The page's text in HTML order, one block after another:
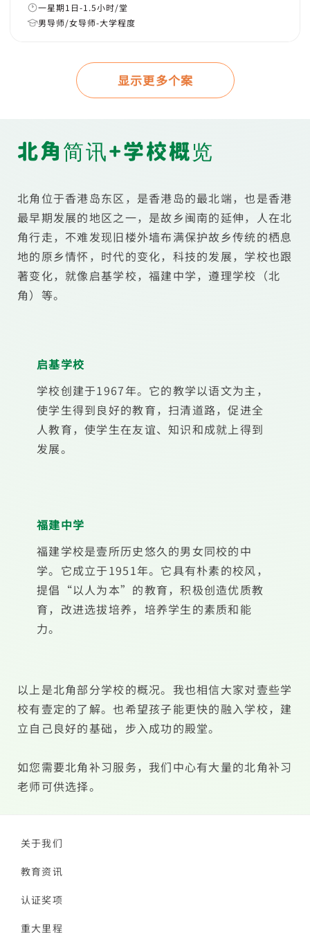
一星期1日-1.5小时/堂
男导师/女导师-大学程度
显示更多个案
北角简讯+学校概览
北角位于香港岛东区，是香港岛的最北端，也是香港
最早期发展的地区之一，是故乡闽南的延伸，人在北
角行走，不难发现旧楼外墙布满保护故乡传统的栖息
地的原乡情怀，时代的变化，科技的发展，学校也跟
著变化，就像启基学校，福建中学，遵理学校（北
角）等。
启基学校
学校创建于1967年。它的教学以语文为主，
使学生得到良好的教育，扫清道路，促进全
人教育，使学生在友谊、知识和成就上得到
发展。
福建中学
福建学校是壹所历史悠久的男女同校的中
学。它成立于1951年。它具有朴素的校风，
提倡“以人为本”的教育，积极创造优质教
育，改进选拔培养，培养学生的素质和能
力。
以上是北角部分学校的概况。我也相信大家对壹些学
校有壹定的了解。也希望孩子能更快的融入学校，建
立自己良好的基础，步入成功的殿堂。
如您需要北角补习服务，我们中心有大量的北角补习
老师可供选择。
关于我们
教育资讯
认证奖项
重大里程